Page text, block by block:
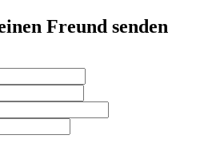
Freund senden